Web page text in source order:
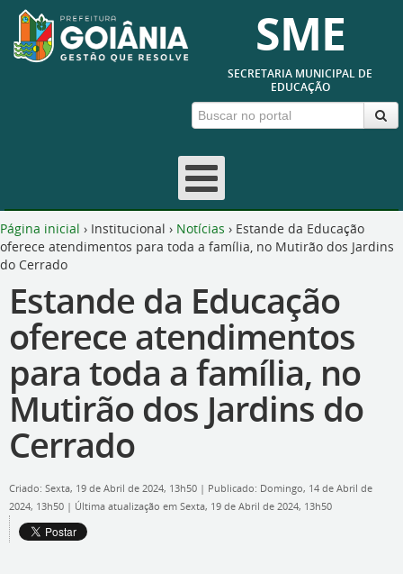
SME
SECRETARIA MUNICIPAL DE
EDUCAÇÃO
Página inicial › Institucional › Notícias › Estande da Educação
oferece atendimentos para toda a família, no Mutirão dos Jardins
do Cerrado
Estande da Educação
oferece atendimentos
para toda a família, no
Mutirão dos Jardins do
Cerrado
Criado: Sexta, 19 de Abril de 2024, 13h50 | Publicado: Domingo, 14 de Abril de
2024, 13h50 | Última atualização em Sexta, 19 de Abril de 2024, 13h50